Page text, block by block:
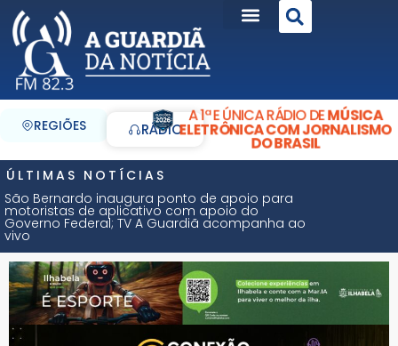
REGIÕES RÁDIO
A 1ª E ÚNICA RÁDIO DEMÚSICA
ELETRÔNICA COM JORNALISMO
DO BRASIL
ÚLTIMAS NOTÍCIAS
São Bernardo inaugura ponto de apoio para
motoristas de aplicativo com apoio do
Governo Federal; TV A Guardiã acompanha ao
vivo